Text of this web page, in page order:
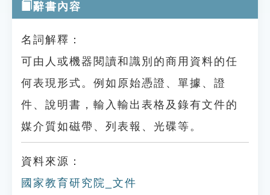
辭書內容
名詞解釋：
可由人或機器閱讀和識別的商用資料的任
何表現形式。例如原始憑證、單據、證
件、說明書，輸入輸出表格及錄有文件的
媒介質如磁帶、列表報、光碟等。
資料來源：
國家教育研究院_文件